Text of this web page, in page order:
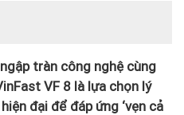
tràn công nghệ cùng
VF 8 là lựa chọn lý
đại để đáp ứng ‘vẹn cả